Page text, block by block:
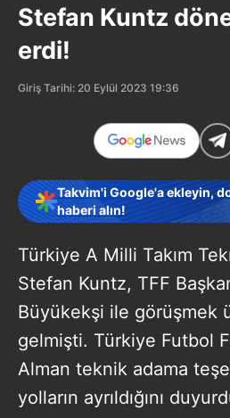
Stefan Kuntz
erdi!
Giriş Tarihi: 20 Eylül 2023 19:36
Takvim'i Google'a ekleyin,
haberi alın!
Türkiye A Milli Takım
Stefan Kuntz, TFF
Büyükekşi ile görüşmek
gelmişti. Türkiye Futbol
Alman teknik adama
yolların ayrıldığını